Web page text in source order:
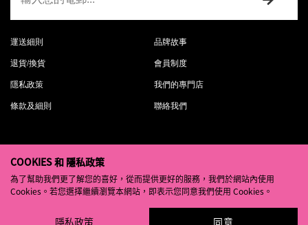
運送細則
退貨/換貨
隱私政策
條款及細則
品牌故事
會員制度
我們的專門店
聯絡我們
© 2026 PITANIUM
正體中文
COOKIES 和 隱私政策
為了幫助我們更了解您的喜好，從而提供更好的服務，我們於網站內使用
Cookies。若您選擇繼續瀏覽本網站，即表示您同意我們使用 Cookies。
隱私政策 同意